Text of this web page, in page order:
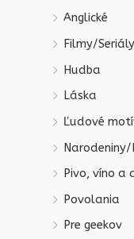
Anglické
Filmy/Seriály
Hudba
Láska
Ľudové
Pivo, víno a
Povolania
Pre geekov